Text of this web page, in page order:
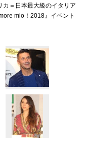
カ＝日本最大級のイタリア
mio！2018』イベント